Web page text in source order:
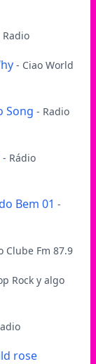
Radio
- Ciao World
Song - Radio
- Rádio
Bem 01 -
Clube Fm 87.9
Rock y algo
rose